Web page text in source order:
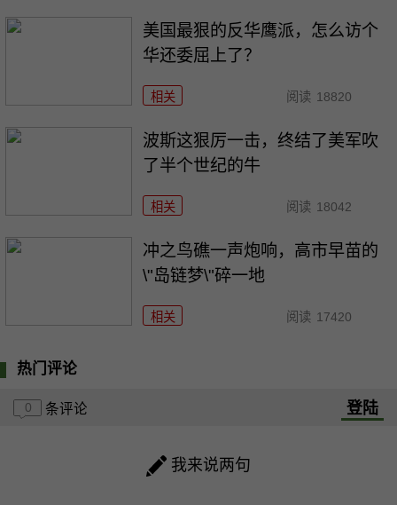
美国最狠的反华鹰派，怎么访个
华还委屈上了？
相关 阅读 18820
波斯这狠厉一击，终结了美军吹
了半个世纪的牛
相关 阅读 18042
冲之鸟礁一声炮响，高市早苗的
\"岛链梦\"碎一地
相关 阅读 17420
热门评论
0 条评论 登陆
我来说两句